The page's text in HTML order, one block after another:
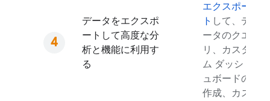
データをエクスポ
ートして高度な分
析と機能に利用す
る
エクスポー
ト して、デ
ータのクエ
リ、カスタ
ム ダッシ
ュボードの
作成、カス